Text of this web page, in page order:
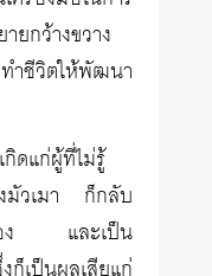
ยกว้างขวาง
ำชีวิตให้พัฒนา
ดแก่ผู้ที่ไม่รู้
มัวเมา ก็กลับ
เอง และเป็น